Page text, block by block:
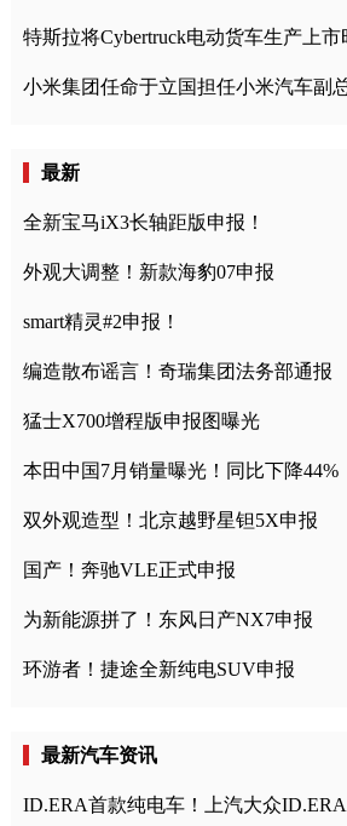
特斯拉将Cybertruck电动货车生产上
最新
全新宝马iX3长轴距版申报！
外观大调整！新款海豹07申报
smart精灵#2申报！
编造散布谣言！奇瑞集团法务部通报
猛士X700增程版申报图曝光
本田中国7月销量曝光！同比下降44%
双外观造型！北京越野星钽5X申报
国产！奔驰VLE正式申报
为新能源拼了！东风日产NX7申报
环游者！捷途全新纯电SUV申报
最新汽车资讯
ID.ERA首款纯电车！上汽大众